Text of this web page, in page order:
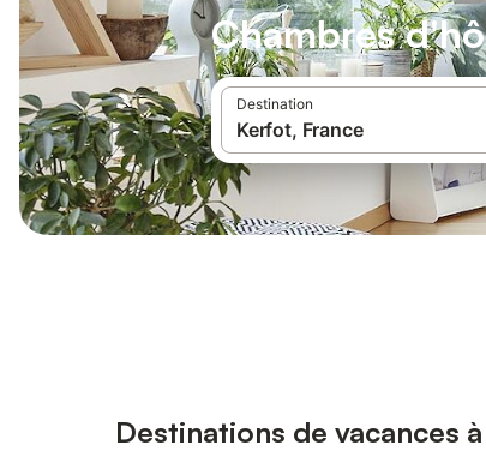
Chambres
Destination
Destinations de vacances